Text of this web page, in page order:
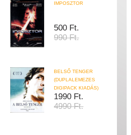
IMPOSZTOR
500 Ft.
990 Ft.
BELSŐ TENGER
(DUPLALEMEZES
DIGIPACK KIADÁS)
1990 Ft.
4990 Ft.